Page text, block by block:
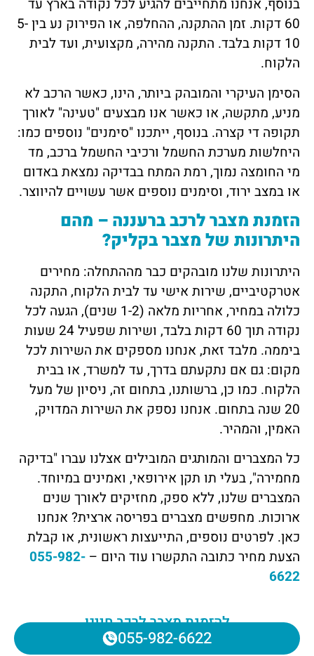
להזמנת מצבר לרכב חייגו
055-982-6622
בנוסף, אנחנו מתחייבים להגיע לכל נקודה בארץ עד
60 דקות. זמן ההתקנה, ההחלפה, או הפירוק נע בין 5-
10 דקות בלבד. התקנה מהירה, מקצועית, ועד לבית
הלקוח.
הסימן העיקרי והמובהק ביותר, הינו, כאשר הרכב לא
מניע, מתקשה, או כאשר אנו מבצעים "טעינה" לאורך
תקופה די קצרה. בנוסף, ייתכנו "סימנים" נוספים כמו:
היחלשות מערכת החשמל ורכיבי החשמל ברכב, מד
מי החומצה נמוך, רמת המתח בבדיקה נמצאת באדום
או במצב ירוד, וסימנים נוספים אשר עשויים להיווצר.
הזמנת מצבר לרכב ברעננה – מהם
היתרונות של מצבר בקליק?
היתרונות שלנו מובהקים כבר מההתחלה: מחירים
אטרקטיביים, שירות אישי עד לבית הלקוח, התקנה
כלולה במחיר, אחריות מלאה (1-2 שנים), הגעה לכל
נקודה תוך 60 דקות בלבד, ושירות שפעיל 24 שעות
ביממה. מלבד זאת, אנחנו מספקים את השירות לכל
מקום: גם אם נתקעתם בדרך, עד למשרד, או בבית
הלקוח. כמו כן, ברשותנו, בתחום זה, ניסיון של מעל
20 שנה בתחום. אנחנו נספק את השירות המדויק,
האמין, והמהיר.
כל המצברים והמותגים המובילים אצלנו עברו "בדיקה
מחמירה", בעלי תו תקן אירופאי, ואמינים במיוחד.
המצברים שלנו, ללא ספק, מחזיקים לאורך שנים
ארוכות. מחפשים מצברים בפריסה ארצית? אנחנו
כאן. לפרטים נוספים, התייעצות ראשונית, או קבלת
הצעת מחיר כתובה התקשרו עוד היום – 055-982-
6622